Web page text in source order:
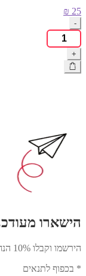
₪ 25
-
כמות
של
קופסת
אחסון
+
הישארו
הירשמו וקבלו 10% הנחה עבור הקנייה הראשונה באתר
* בכפוף לתנאים